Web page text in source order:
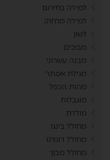
למידה בחירום
למידה מרחוק
לשון
מבוכים
מבנה עשרוני
מגילת אסתר
מהות הכפל
מוגבלות
מולדת
מחולל בינגו
מחולל דומינו
מחולל מבוך